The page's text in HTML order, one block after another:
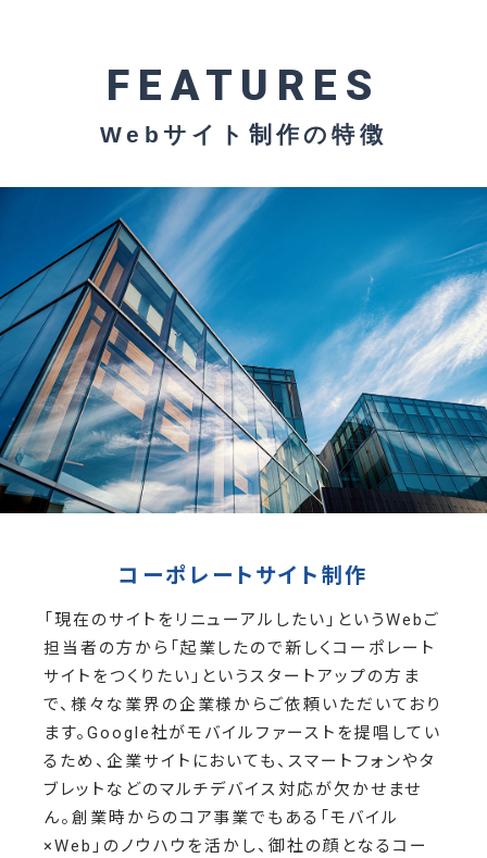
FEATURES
Webサイト制作の特徴
コーポレートサイト制作
「現在のサイトをリニューアルしたい」というWebご
担当者の方から「起業したので新しくコーポレート
サイトをつくりたい」というスタートアップの方ま
で、様々な業界の企業様からご依頼いただいており
ます。Google社がモバイルファーストを提唱してい
るため、企業サイトにおいても、スマートフォンやタ
ブレットなどのマルチデバイス対応が欠かせませ
ん。創業時からのコア事業でもある「モバイル
×Web」のノウハウを活かし、御社の顔となるコー